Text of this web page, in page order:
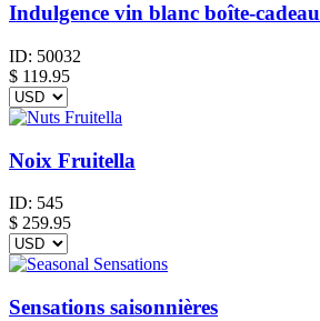
Indulgence vin blanc boîte-cadeau
ID: 50032
$ 119.95
Noix Fruitella
ID: 545
$ 259.95
Sensations saisonnières